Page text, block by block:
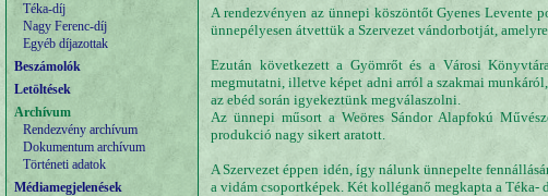
Téka-díj
Nagy Ferenc-díj
Egyéb díjazottak
Beszámolók
Letöltések
Archívum
Rendezvény archívum
Dokumentum archívum
Történeti adatok
Médiamegjelenések
A rendezvényen az ünnepi köszöntőt Gyenes Levente
ünnepélyesen átvettük a Szervezet vándorbotját,
Ezután következett a Gyömrőt és a Városi
megmutatni, illetve képet adni arról a szakmai
az ebéd során igyekeztünk megválaszolni.
Az ünnepi műsort a Weöres Sándor Alapfokú
produkció nagy sikert aratott.
A Szervezet éppen idén, így nálunk ünnepelte
a vidám csoportképek. Két kolléganő megkapta a